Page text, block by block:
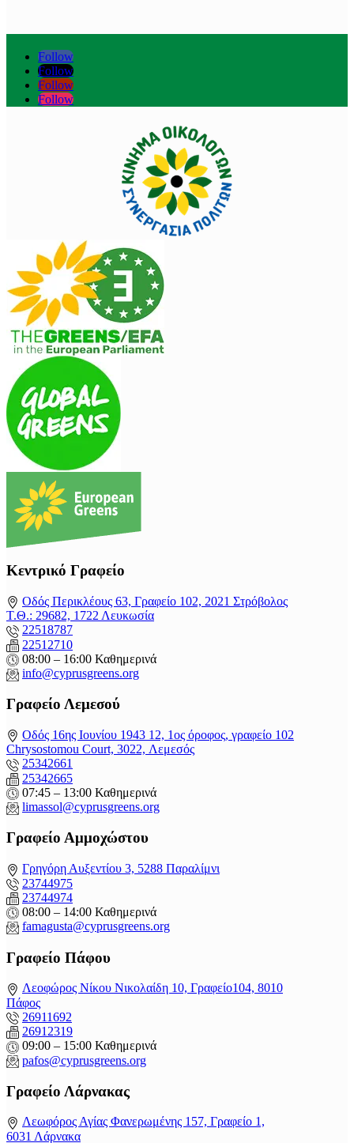
Follow
Follow
Follow
Follow
Κεντρικό Γραφείο
Οδός Περικλέους 63, Γραφείο 102, 2021 Στρόβολος
Τ.Θ.: 29682, 1722 Λευκωσία
22518787
22512710
08:00 – 16:00 Καθημερινά
info@cyprusgreens.org
Γραφείο Λεμεσού
Οδός 16ης Ιουνίου 1943 12, 1ος όροφος, γραφείο 102
Chrysostomou Court, 3022, Λεμεσός
25342661
25342665
07:45 – 13:00 Καθημερινά
limassol@cyprusgreens.org
Γραφείο Αμμοχώστου
Γρηγόρη Αυξεντίου 3, 5288 Παραλίμνι
23744975
23744974
08:00 – 14:00 Καθημερινά
famagusta@cyprusgreens.org
Γραφείο Πάφου
Λεοφώρος Νίκου Νικολαίδη 10, Γραφείο104, 8010
Πάφος
26911692
26912319
09:00 – 15:00 Καθημερινά
pafos@cyprusgreens.org
Γραφείο Λάρνακας
Λεωφόρος Αγίας Φανερωμένης 157, Γραφείο 1,
6031 Λάρνακα